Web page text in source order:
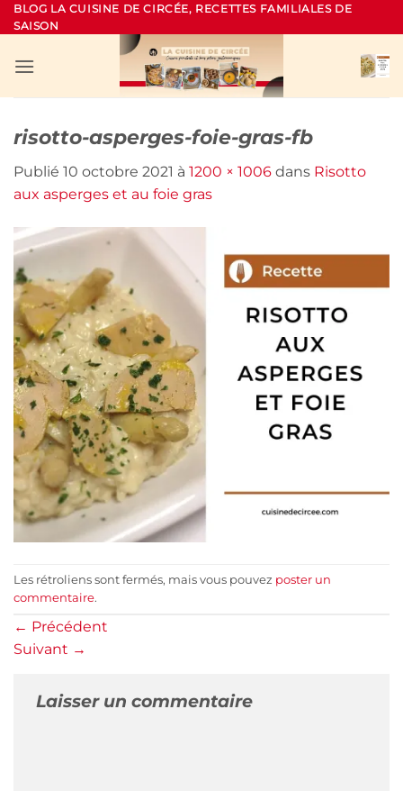
Passer
au
BLOG LA CUISINE DE CIRCÉE, RECETTES FAMILIALES DE
SAISON
risotto-asperges-foie-gras-fb
Publié 10 octobre 2021 à 1200 × 1006 dans Risotto
aux asperges et au foie gras
Les rétroliens sont fermés, mais vous pouvez poster un
commentaire.
← Précédent
Suivant →
Laisser un commentaire